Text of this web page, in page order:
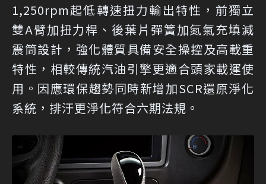
1,250rpm起低轉速扭力輸出特性，前獨立
雙A臂加扭力桿、後葉片彈簧加氮氣充填減
震筒設計，強化體質具備安全操控及高載重
特性，相較傳統汽油引擎更適合頭家載運使
用。因應環保趨勢同時新增加SCR還原淨化
系統，排汙更淨化符合六期法規。